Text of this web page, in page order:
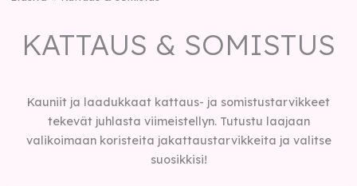
KATTAUS & SOMISTUS
Kauniit ja laadukkaat kattaus- ja somistustarvikkeet
tekevät juhlasta viimeistellyn. Tutustu laajaan
valikoimaan koristeita jakattaustarvikkeita ja valitse
suosikkisi!